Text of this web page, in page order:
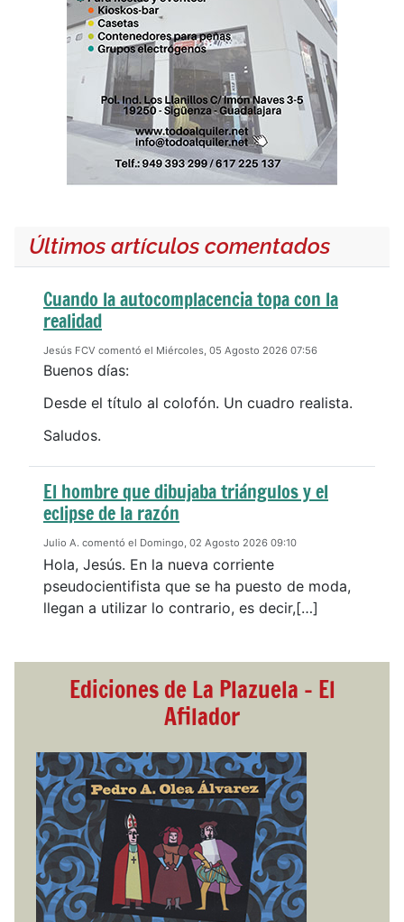
Últimos artículos comentados
Cuando la autocomplacencia topa con la
realidad
Jesús FCV comentó el Miércoles, 05 Agosto 2026 07:56
Buenos días:
Desde el título al colofón. Un cuadro realista.
Saludos.
El hombre que dibujaba triángulos y el
eclipse de la razón
Julio A. comentó el Domingo, 02 Agosto 2026 09:10
Hola, Jesús. En la nueva corriente
pseudocientifista que se ha puesto de moda,
llegan a utilizar lo contrario, es decir,[…]
Ediciones de La Plazuela - El
Afilador